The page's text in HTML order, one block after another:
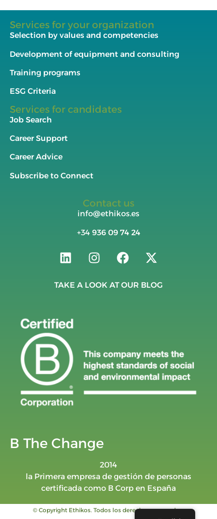
Services for your organization
Selection by values and competencies
Development of equipment and consulting
Training programs
ESG Criteria
Services for candidates
Job Search
Career Support
Career Advice
Subscribe to Connect
Contact us
info@ethikos.es
+34 936 09 74 24
TAKE A LOOK AT OUR BLOG
B The Change
2014
la Primera empresa de gestión de personas
certificada como B Corp en España
© Copyright Ethikos. Todos los derechos reservados.